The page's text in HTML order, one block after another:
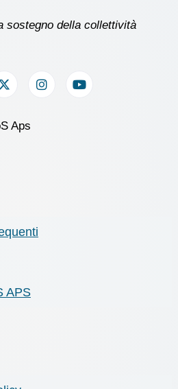
sostegno della collettività
Aps
APS